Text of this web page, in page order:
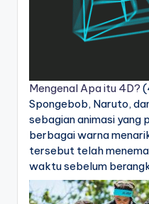
Mengenal Apa itu 4D?
Spongebob, Naruto,
sebagian animasi yang
berbagai warna
tersebut telah
waktu sebelum